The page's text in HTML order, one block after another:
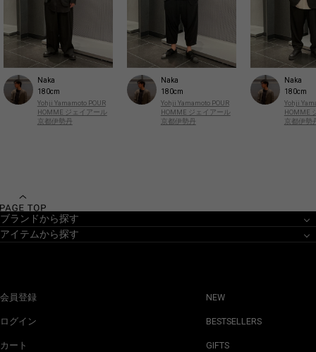
Naka
180cm
Yohji Yamamoto POUR
HOMME ジェイアール
京都伊勢丹
Naka
180cm
Yohji Yamamoto POUR
HOMME ジェイアール
京都伊勢丹
Naka
180cm
Yohji
HOMME
京都伊勢
ブランドから探す
アイテムから探す
会員登録
ログイン
カート
NEW
BESTSELLERS
GIFTS